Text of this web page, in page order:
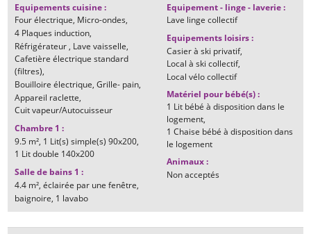
Equipements cuisine:
Four électrique Micro-ondes
4 Plaques induction
Réfrigérateur Lave vaisselle
Cafetière électrique standard
(filtres)
Bouilloire électrique Grille- pain
Appareil raclette
Cuit vapeur/Autocuisseur
Chambre 1:
9.5 m² 1 Lit(s) simple(s) 90x200
1 Lit double 140x200
Salle de bains 1:
4.4 m² éclairée par une fenêtre
baignoire 1 lavabo
Equipement - linge - laverie:
Lave linge collectif
Equipements loisirs:
Casier à ski privatif
Local à ski collectif
Local vélo collectif
Matériel pour bébé(s):
1 Lit bébé à disposition dans le
logement
1 Chaise bébé à disposition dans
le logement
Animaux:
Non acceptés